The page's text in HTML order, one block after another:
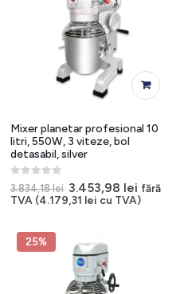
Mixer planetar profesional 10
litri, 550W, 3 viteze, bol
detasabil, silver
0 out of 5
3.834,18lei Prețul
inițial
a
3.453,98 lei Prețul
curent
fără
TVA (4.179,31 lei cu TVA)
25%